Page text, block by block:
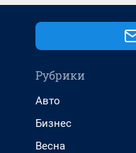
Рубрики
Авто
Бизнес
Весна